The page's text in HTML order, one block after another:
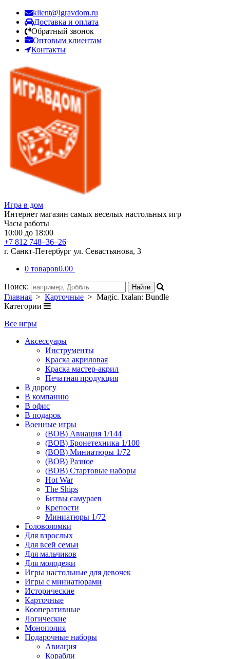
klient@igravdom.ru
Доставка и оплата
Обратный звонок
Оптовым клиентам
Контакты
Игра в дом
Интернет магазин самых веселых настольных игр
Часы работы
10:00 до 18:00
+7 812 748–36–26
г. Санкт-Петербург ул. Севастьянова, 3
0 товаров0.00
Поиск:
Главная > Карточные > Magic. Ixalan: Bundle
Категории
Все игры
Аксессуары
Инструменты
Краска акриловая
Краска мастер-акрил
Печатная продукция
В дорогу
В компанию
В офис
В подарок
Военные игры
(ВОВ) Авиация 1/144
(ВОВ) Бронетехника 1/100
(ВОВ) Миниатюры 1/72
(ВОВ) Разное
(ВОВ) Стартовые наборы
Hot War
The Ships
Битвы самураев
Крепости
Миниатюры 1/72
Головоломки
Для взрослых
Для всей семьи
Для мальчиков
Для молодежи
Игры настольные для девочек
Игры с миниатюрами
Исторические
Карточные
Кооперативные
Логические
Монополия
Подарочные наборы
Авиация
Корабли